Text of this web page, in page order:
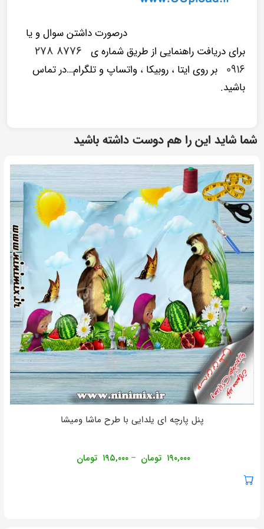
درصورت داشتن سوال و یا
برای دریافت راهنمایی از طریق شماره ی
۸۷۷۶ ۲۷۸
۰۹۱۶ بر روی ایتا ، روبیکا ، واتساپ و تلگرام…در تماس
باشید.
شما شاید این را هم دوست داشته باشید
پنل پارچه ای یلدایی با طرح ماشا ومیشا
۱۹۰,۰۰۰ تومان – ۱۹۵,۰۰۰ تومان